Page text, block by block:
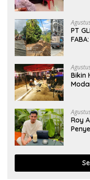
PT
Bikin
Roy